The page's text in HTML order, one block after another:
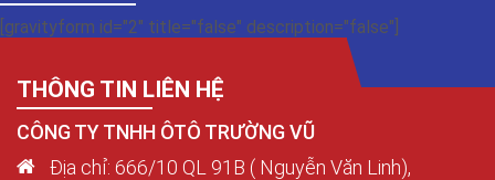
[gravityform id="2" title="false" description="false"]
THÔNG TIN LIÊN HỆ
CÔNG TY TNHH ÔTÔ TRƯỜNG VŨ
Địa chỉ: 666/10 QL 91B ( Nguyễn Văn Linh),